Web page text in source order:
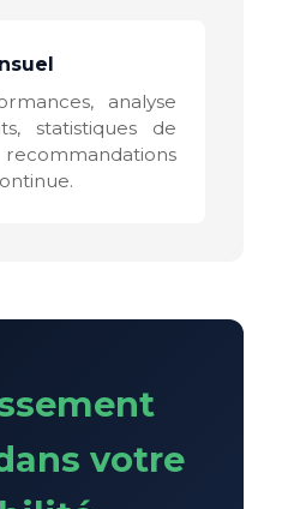
analyse
statistiques de
votre